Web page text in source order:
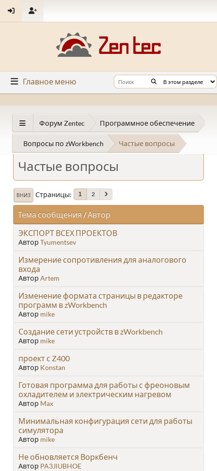
Главное меню
Форум Zentec Программное обеспечение
Вопросы по zWorkbench Частые вопросы
Частые вопросы
ВНИЗ Страницы 1 2
Тема сообщения / Автор
ЭКСПОРТ ВСЕХ ПРОЕКТОВ
Автор Tyumentsev
Измерение сопротивления для аналогового
входа
Автор Artem
Изменение формата страницы в редакторе
программ в zWorkbench
Автор mike
Создание сети устройств в zWorkbench
Автор mike
проект с Z400
Автор Konstan
Готовая программа для работы с фреоновым
охладителем и электрическим нагревом
Автор Max
Минимальная конфигурация сети для работы
симулятора
Автор mike
Не обновляется Воркбенч
Автор PA3JlUBHOE